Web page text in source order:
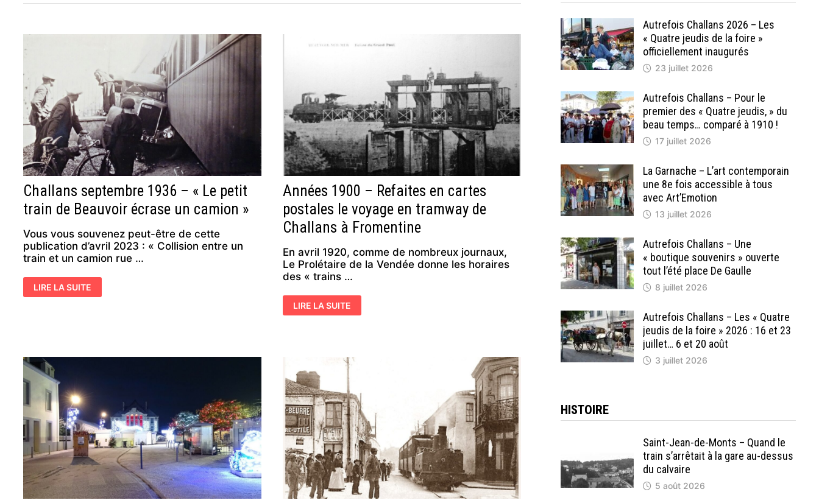
Challans septembre 1936 – « Le petit
train de Beauvoir écrase un camion »
Vous vous souvenez peut-être de cette
publication d’avril 2023 : « Collision entre un
train et un camion rue …
CHALLANS
SEPTEMBRE
ÉCRASE
UN
CAMION »
LIRE LA SUITE
Années 1900 – Refaites en cartes
postales le voyage en tramway de
Challans à Fromentine
En avril 1920, comme de nombreux journaux,
Le Prolétaire de la Vendée donne les horaires
des « trains …
ANNÉES
1900
VOYAGE
EN
TRAMWAY
DE
CHALLANS
À
FROMENTINE
LIRE LA SUITE
Autrefois Challans 2026 – Les
« Quatre jeudis de la foire »
officiellement inaugurés
23 juillet 2026
Autrefois Challans – Pour le
premier des « Quatre jeudis, » du
beau temps… comparé à 1910 !
17 juillet 2026
La Garnache – L’art contemporain
une 8e fois accessible à tous
avec Art’Emotion
13 juillet 2026
Autrefois Challans – Une
« boutique souvenirs » ouverte
tout l’été place De Gaulle
8 juillet 2026
Autrefois Challans – Les « Quatre
jeudis de la foire » 2026 : 16 et 23
juillet… 6 et 20 août
3 juillet 2026
HISTOIRE
Saint-Jean-de-Monts – Quand le
train s’arrêtait à la gare au-dessus
du calvaire
5 août 2026